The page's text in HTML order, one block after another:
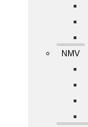
NMV